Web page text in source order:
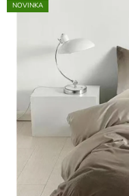
NOVINKA